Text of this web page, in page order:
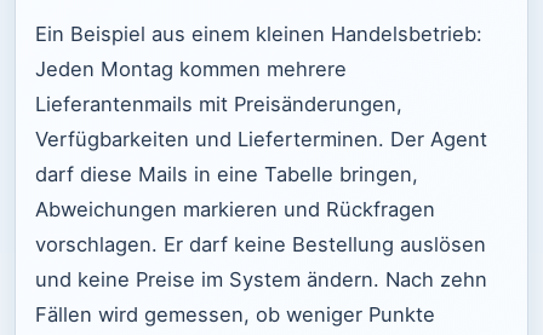
Ein Beispiel aus einem kleinen Handelsbetrieb:
Jeden Montag kommen mehrere
Lieferantenmails mit Preisänderungen,
Verfügbarkeiten und Lieferterminen. Der Agent
darf diese Mails in eine Tabelle bringen,
Abweichungen markieren und Rückfragen
vorschlagen. Er darf keine Bestellung auslösen
und keine Preise im System ändern. Nach zehn
Fällen wird gemessen, ob weniger Punkte